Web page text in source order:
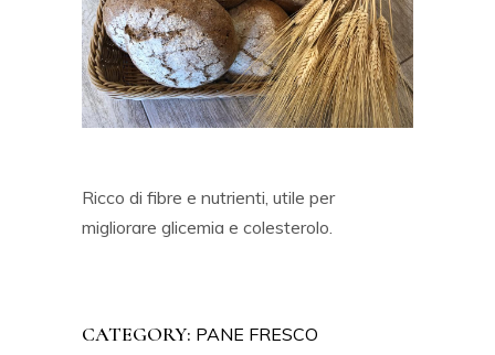
Ricco di fibre e nutrienti, utile per
migliorare glicemia e colesterolo.
CATEGORY: PANE FRESCO